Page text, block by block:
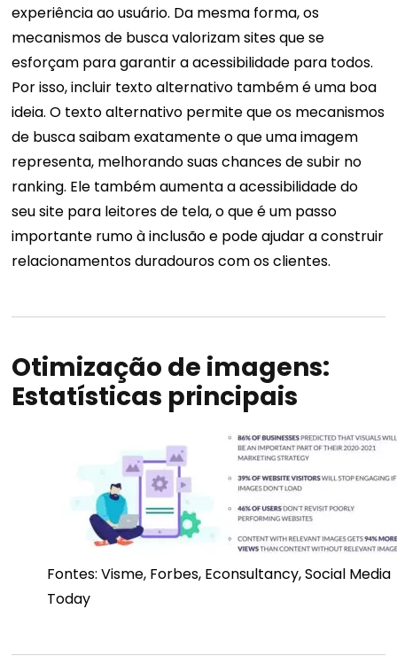
experiência ao usuário. Da mesma forma, os
mecanismos de busca valorizam sites que se
esforçam para garantir a acessibilidade para todos.
Por isso, incluir texto alternativo também é uma boa
ideia. O texto alternativo permite que os mecanismos
de busca saibam exatamente o que uma imagem
representa, melhorando suas chances de subir no
ranking. Ele também aumenta a acessibilidade do
seu site para leitores de tela, o que é um passo
importante rumo à inclusão e pode ajudar a construir
relacionamentos duradouros com os clientes.
Otimização de imagens:
Estatísticas principais
Fontes: Visme, Forbes, Econsultancy, Social Media
Today